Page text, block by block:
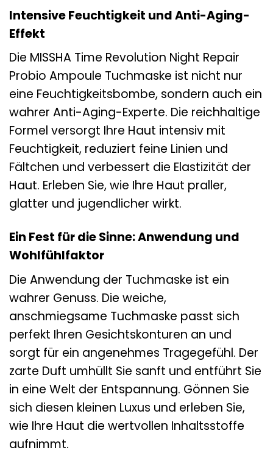
Intensive Feuchtigkeit und Anti-Aging-
Effekt
Die MISSHA Time Revolution Night Repair
Probio Ampoule Tuchmaske ist nicht nur
eine Feuchtigkeitsbombe, sondern auch ein
wahrer Anti-Aging-Experte. Die reichhaltige
Formel versorgt Ihre Haut intensiv mit
Feuchtigkeit, reduziert feine Linien und
Fältchen und verbessert die Elastizität der
Haut. Erleben Sie, wie Ihre Haut praller,
glatter und jugendlicher wirkt.
Ein Fest für die Sinne: Anwendung und
Wohlfühlfaktor
Die Anwendung der Tuchmaske ist ein
wahrer Genuss. Die weiche,
anschmiegsame Tuchmaske passt sich
perfekt Ihren Gesichtskonturen an und
sorgt für ein angenehmes Tragegefühl. Der
zarte Duft umhüllt Sie sanft und entführt Sie
in eine Welt der Entspannung. Gönnen Sie
sich diesen kleinen Luxus und erleben Sie,
wie Ihre Haut die wertvollen Inhaltsstoffe
aufnimmt.